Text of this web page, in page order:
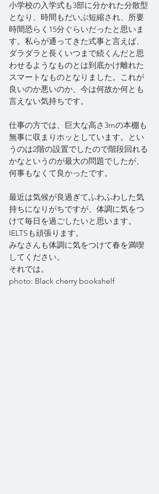
小学校の入学式も3部に分かれた分散型
となり、時間もだいぶ短縮され、所要
時間恐らく15分ぐらいだったと思いま
す。私らが通ってきた式事と言えば、
ダラダラと長くいつまで続くんだと思
わせるようなものとは到底かけ離れた
スマートなものとなりました。これが
良いのか悪いのか、今は何故か何とも
言えない気持ちです。
仕事の方では、巨大な高さ3mの本棚も
無事に収まりホッとしています。とい
うのは2階の設置でしたので階段回れる
かなというのが最大の問題でしたが、
何事もなくて良かったです。
最近は気候が良過ぎてふわふわした気
持ちになりがちですが、体調に気をつ
けて毎日を過ごしたいと思います。
IELTSも頑張ります。
みなさんも体調に気をつけて春を満喫
してください。
それでは。
photo: Black cherry bookshelf